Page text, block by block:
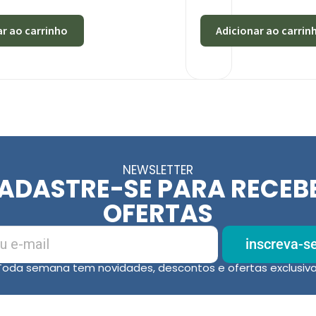
ao carrinho Adicionar ao
NEWSLETTER
SE PARA
OFERTAS
inscreva-
semana tem novidades, descontos e ofertas